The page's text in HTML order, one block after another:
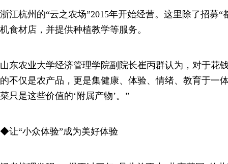
浙江杭州的“云之农场”2015年开始经营。这里除了招募“
机食材店，并提供种植教学等服务。
山东农业大学经济管理学院副院长崔丙群认为，对于花
的不仅是农产品，更是集健康、体验、情绪、教育于一
菜只是这些价值的‘附属产物’。”
◆让“小众体验”成为美好体验